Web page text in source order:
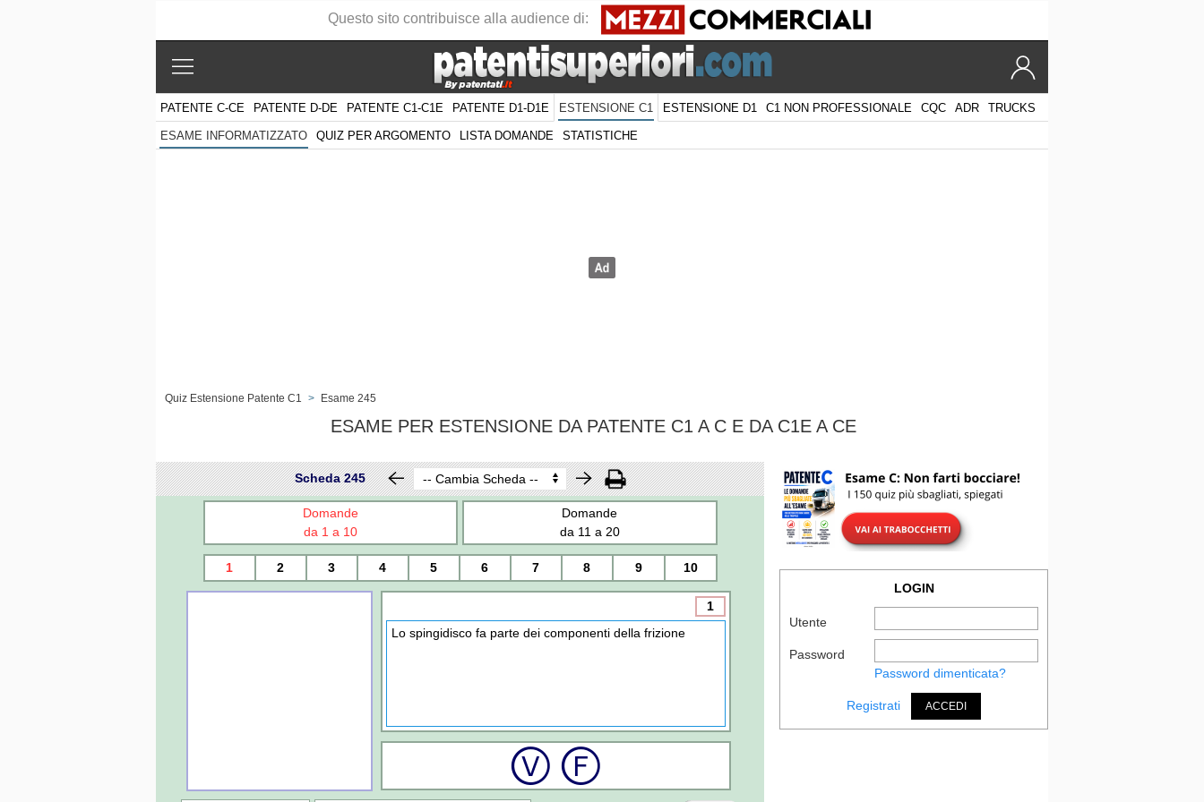
PATENTE C-CE PATENTE D-DE PATENTE C1-C1E PATENTE D1-D1E ESTENSIONE C1 ESTENSIONE D1 C1 NON PROFESSIONALE CQC ADR TRUCKS
ESAME INFORMATIZZATO QUIZ PER ARGOMENTO LISTA DOMANDE STATISTICHE
Quiz Estensione Patente C1 > Esame 245
ESAME PER ESTENSIONE DA PATENTE C1 A C E DA C1E A CE
Scheda 245
Domande
da 1 a 10
Domande
da 11 a 20
1 2 3 4 5 6 7 8 9 10
1
Lo spingidisco fa parte dei componenti della frizione
LOGIN
Utente
Password
Password dimenticata?
Registrati ACCEDI
Questo sito contribuisce alla audience di: